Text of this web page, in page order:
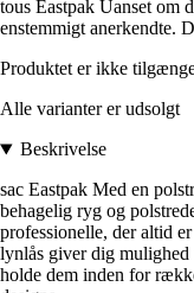
tous Eastpak Uanset om
enstemmigt anerkendte.
Produktet er ikke
Alle varianter er udsolgt
Beskrivelse
sac Eastpak Med en
behagelig ryg og
professionelle, der altid
lynlås giver dig
holde dem inden for